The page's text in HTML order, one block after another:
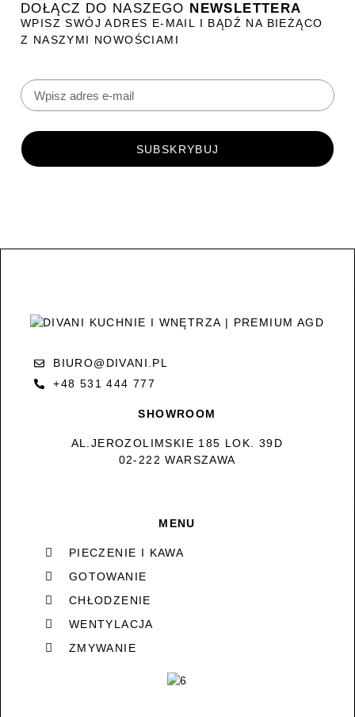
DOŁĄCZ DO NASZEGO NEWSLETTERA
WPISZ SWÓJ ADRES E-MAIL I BĄDŹ NA BIEŻĄCO
Z NASZYMI NOWOŚCIAMI
SUBSKRYBUJ
BIURO@DIVANI.PL
+48 531 444 777
SHOWROOM
AL.JEROZOLIMSKIE 185 LOK. 39D
02-222 WARSZAWA
MENU
PIECZENIE I KAWA
GOTOWANIE
CHŁODZENIE
WENTYLACJA
ZMYWANIE